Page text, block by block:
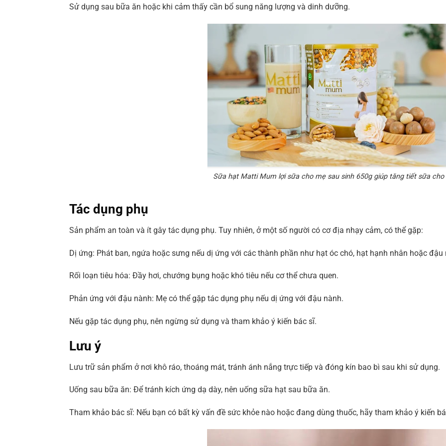
Sử dụng sau bữa ăn hoặc khi cảm thấy cần bổ sung năng lượng và dinh dưỡng.
Sữa hạt Matti Mum lợi sữa cho mẹ sau sinh 650g giúp tăng tiết sữa cho
Tác dụng phụ
Sản phẩm an toàn và ít gây tác dụng phụ. Tuy nhiên, ở một số người có cơ địa nhạy cảm, có thể gặp:
Dị ứng: Phát ban, ngứa hoặc sưng nếu dị ứng với các thành phần như hạt óc chó, hạt hạnh nhân hoặc đậu
Rối loạn tiêu hóa: Đầy hơi, chướng bụng hoặc khó tiêu nếu cơ thể chưa quen.
Phản ứng với đậu nành: Mẹ có thể gặp tác dụng phụ nếu dị ứng với đậu nành.
Nếu gặp tác dụng phụ, nên ngừng sử dụng và tham khảo ý kiến bác sĩ.
Lưu ý
Lưu trữ sản phẩm ở nơi khô ráo, thoáng mát, tránh ánh nắng trực tiếp và đóng kín bao bì sau khi sử dụng.
Uống sau bữa ăn: Để tránh kích ứng dạ dày, nên uống sữa hạt sau bữa ăn.
Tham khảo bác sĩ: Nếu bạn có bất kỳ vấn đề sức khỏe nào hoặc đang dùng thuốc, hãy tham khảo ý kiến